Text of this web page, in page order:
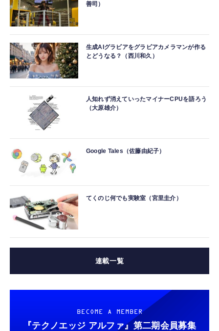
善司）
生成AIグラビアをグラビアカメラマンが作る
とどうなる？（西川和久）
人知れず消えていったマイナーCPUを語ろう
（大原雄介）
Google Tales（佐藤由紀子）
てくのじ何でも実験室（宮里圭介）
連載一覧
BECOME A MEMBER
『テクノエッジ アルファ』 第二期会員募集